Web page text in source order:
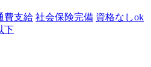
費支給 社会保険完備 資格なしok
下